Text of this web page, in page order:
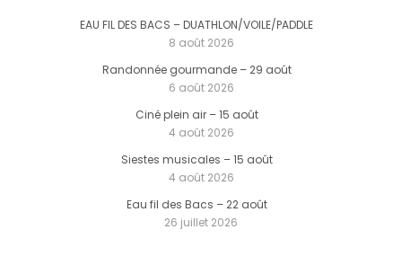
EAU FIL DES BACS – DUATHLON/VOILE/PADDLE
8 août 2026
Randonnée gourmande – 29 août
6 août 2026
Ciné plein air – 15 août
4 août 2026
Siestes musicales – 15 août
4 août 2026
Eau fil des Bacs – 22 août
26 juillet 2026